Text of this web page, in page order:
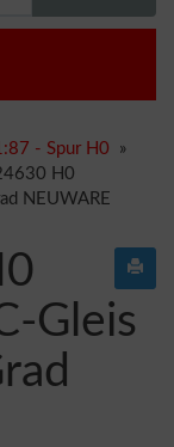
- Spur H0 »
H0
NEUWARE
Gleis